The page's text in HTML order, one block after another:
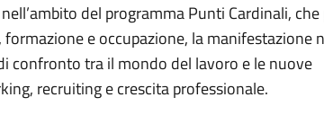
del programma Punti Cardinali,
e occupazione, la manifestazione
confronto tra il mondo del lavoro e le nuove
recruiting e crescita professionale.